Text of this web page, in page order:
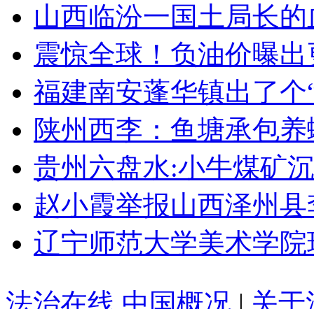
山西临汾一国土局长
震惊全球！负油价曝
福建南安蓬华镇出了个
陕州西李：鱼塘承包
贵州六盘水:小牛煤矿
赵小霞举报山西泽州
辽宁师范大学美术学院
法治在线.中国概况 | 关于